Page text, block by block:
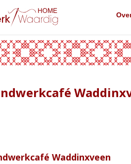
Waddinxveen